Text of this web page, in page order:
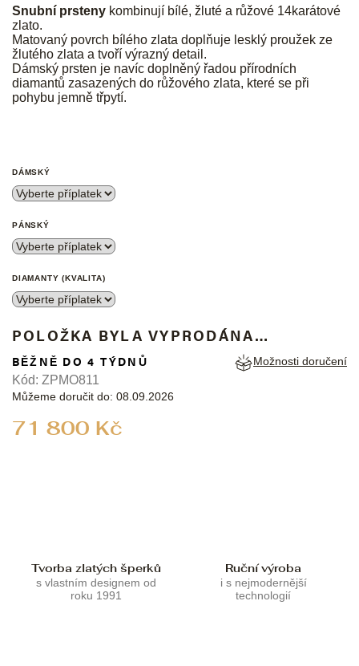
Snubní prsteny kombinují bílé, žluté a růžové 14karátové
zlato.
Matovaný povrch bílého zlata doplňuje lesklý proužek ze
žlutého zlata a tvoří výrazný detail.
Dámský prsten je navíc doplněný řadou přírodních
diamantů zasazených do růžového zlata, které se při
pohybu jemně třpytí.
DÁMSKÝ
PÁNSKÝ
DIAMANTY (KVALITA)
POLOŽKA BYLA VYPRODÁNA…
71 800 Kč
BĚŽNĚ DO 4 TÝDNŮ
Můžeme doručit do: 08.09.2026
Možnosti doručení
Kód: ZPMO811
Tvorba zlatých šperků
s vlastním designem od
roku 1991
Ruční výroba
i s nejmodernější
technologií